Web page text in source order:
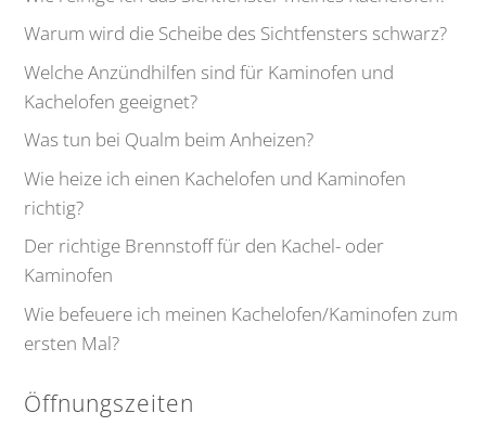
Warum wird die Scheibe des Sichtfensters schwarz?
Welche Anzündhilfen sind für Kaminofen und
Kachelofen geeignet?
Was tun bei Qualm beim Anheizen?
Wie heize ich einen Kachelofen und Kaminofen
richtig?
Der richtige Brennstoff für den Kachel- oder
Kaminofen
Wie befeuere ich meinen Kachelofen/Kaminofen zum
ersten Mal?
Öffnungszeiten